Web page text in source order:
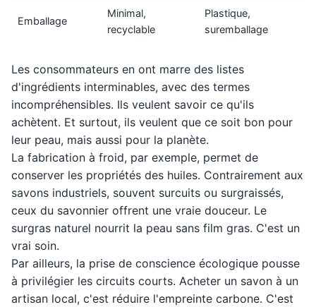
Emballage
Minimal,
recyclable
Plastique,
suremballage
Les consommateurs en ont marre des listes
d'ingrédients interminables, avec des termes
incompréhensibles. Ils veulent savoir ce qu'ils
achètent. Et surtout, ils veulent que ce soit bon pour
leur peau, mais aussi pour la planète.
La fabrication à froid, par exemple, permet de
conserver les propriétés des huiles. Contrairement aux
savons industriels, souvent surcuits ou surgraissés,
ceux du savonnier offrent une vraie douceur. Le
surgras naturel nourrit la peau sans film gras. C'est un
vrai soin.
Par ailleurs, la prise de conscience écologique pousse
à privilégier les circuits courts. Acheter un savon à un
artisan local, c'est réduire l'empreinte carbone. C'est